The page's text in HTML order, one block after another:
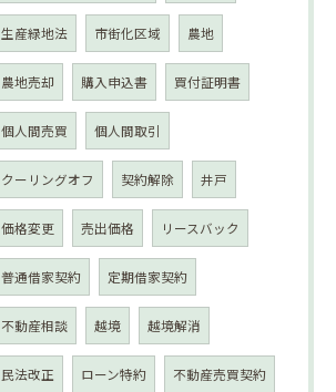
生産緑地法 市街化区域 農地
農地売却 購入申込書 買付証明書
個人間売買 個人間取引
クーリングオフ 契約解除 井戸
価格変更 売出価格 リースバック
普通借家契約 定期借家契約
不動産相談 越境 越境解消
民法改正 ローン特約 不動産売買契約